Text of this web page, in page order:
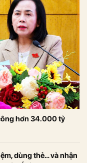
hơn 34.000 tỷ
dùng thẻ… và nhận